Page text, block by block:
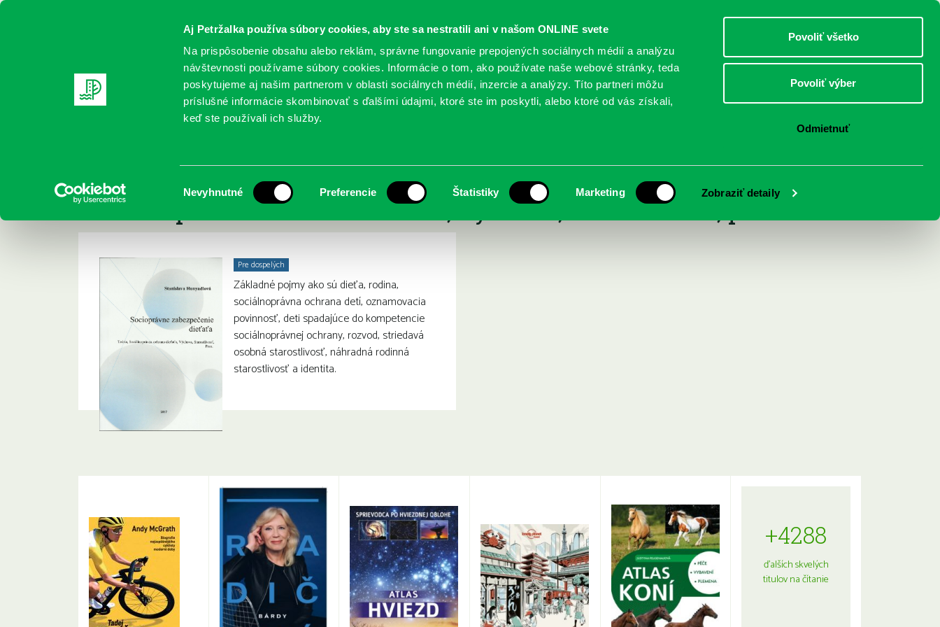
Aj Petržalka používa súbory cookies, aby ste sa nestratili ani v našom ONLINE svete
Na prispôsobenie obsahu alebo reklám, správne fungovanie prepojených sociálnych médií a analýzu
návštevnosti používame súbory cookies. Informácie o tom, ako používate naše webové stránky, teda
poskytujeme aj našim partnerom v oblasti sociálnych médií, inzercie a analýzy. Títo partneri môžu
príslušné informácie skombinovať s ďalšími údajmi, ktoré ste im poskytli, alebo ktoré od vás získali,
keď ste používali ich služby.
súhlasu
Nevyhnutné Preferencie Štatistiky Marketing Zobraziť detaily
Povoliť všetko
Povoliť výber
Odmietnuť
DOSPELÍ
REGISTRUJTE SA ONLINE KATALÓGY SLUŽBY PODUJATIA POBOČKY O KNIŽNICI
Hunyadiová, S.: Socioprávne zabezpečenie dieťaťa : teória,
sociálnoprávna ochrana dieťaťa, výchova, starostlivosť, prax.
Pre dospelých
Základné pojmy ako sú dieťa, rodina,
sociálnoprávna ochrana detí, oznamovacia
povinnosť, deti spadajúce do kompetencie
sociálnoprávnej ochrany, rozvod, striedavá
osobná starostlivosť, náhradná rodinná
starostlivosť a identita.
+4288
ďalších skvelých
titulov na čítanie